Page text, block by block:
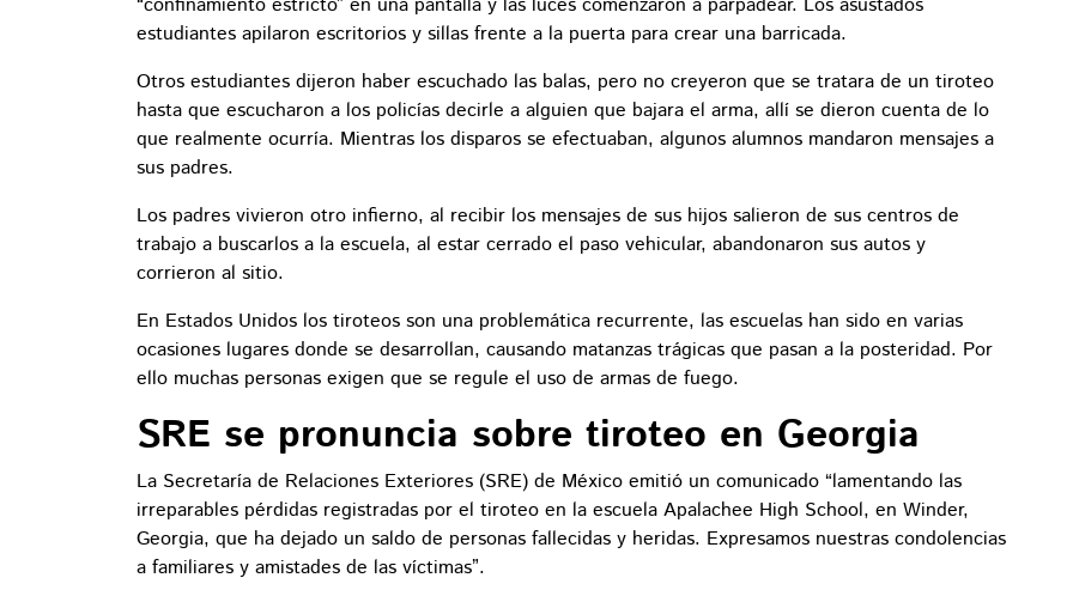
“confinamiento estricto” en una pantalla y las luces comenzaron a parpadear. Los asustados
estudiantes apilaron escritorios y sillas frente a la puerta para crear una barricada.
Otros estudiantes dijeron haber escuchado las balas, pero no creyeron que se tratara de un tiroteo
hasta que escucharon a los policías decirle a alguien que bajara el arma, allí se dieron cuenta de lo
que realmente ocurría. Mientras los disparos se efectuaban, algunos alumnos mandaron mensajes a
sus padres.
Los padres vivieron otro infierno, al recibir los mensajes de sus hijos salieron de sus centros de
trabajo a buscarlos a la escuela, al estar cerrado el paso vehicular, abandonaron sus autos y
corrieron al sitio.
En Estados Unidos los tiroteos son una problemática recurrente, las escuelas han sido en varias
ocasiones lugares donde se desarrollan, causando matanzas trágicas que pasan a la posteridad. Por
ello muchas personas exigen que se regule el uso de armas de fuego.
SRE se pronuncia sobre tiroteo en Georgia
La Secretaría de Relaciones Exteriores (SRE) de México emitió un comunicado “lamentando las
irreparables pérdidas registradas por el tiroteo en la escuela Apalachee High School, en Winder,
Georgia, que ha dejado un saldo de personas fallecidas y heridas. Expresamos nuestras condolencias
a familiares y amistades de las víctimas”.